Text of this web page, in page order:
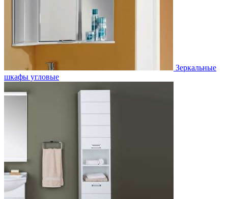
Зеркальные
шкафы угловые